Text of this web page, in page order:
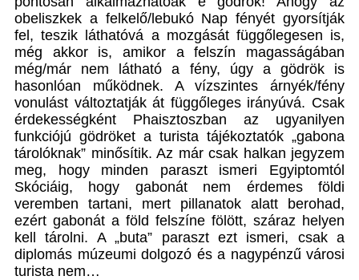
obeliszkek a felkelő/lebukó Nap fényét gyorsítják
fel, teszik láthatóvá a mozgását függőlegesen is,
még akkor is, amikor a felszín magasságában
még/már nem látható a fény, úgy a gödrök is
hasonlóan működnek. A vízszintes árnyék/fény
vonulást változtatják át függőleges irányúvá. Csak
érdekességként Phaisztoszban az ugyanilyen
funkciójú gödröket a turista tájékoztatók „gabona
tárolóknak” minősítik. Az már csak halkan jegyzem
meg, hogy minden paraszt ismeri Egyiptomtól
Skóciáig, hogy gabonát nem érdemes földi
veremben tartani, mert pillanatok alatt berohad,
ezért gabonát a föld felszíne fölött, száraz helyen
kell tárolni. A „buta” paraszt ezt ismeri, csak a
diplomás múzeumi dolgozó és a nagypénzű városi
turista nem…